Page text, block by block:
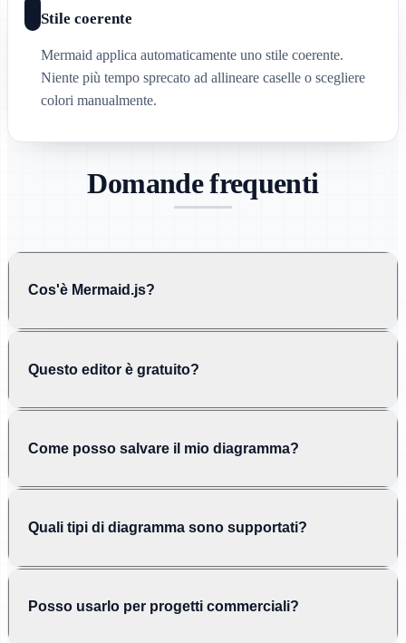
Stile coerente
Mermaid applica automaticamente uno stile coerente.
Niente più tempo sprecato ad allineare caselle o scegliere
colori manualmente.
Domande frequenti
Cos'è Mermaid.js?
Questo editor è gratuito?
Come posso salvare il mio diagramma?
Quali tipi di diagramma sono supportati?
Posso usarlo per progetti commerciali?